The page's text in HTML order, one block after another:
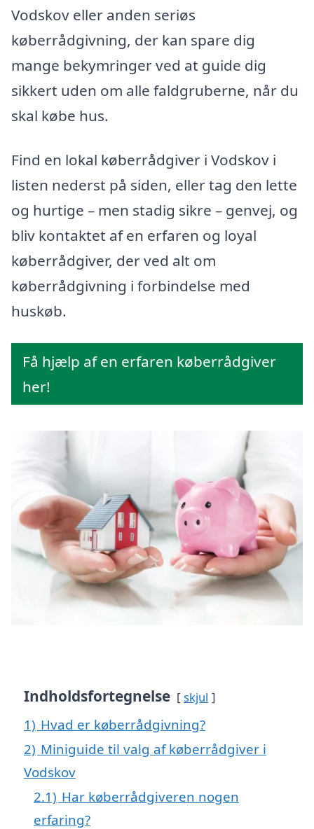
Vodskov eller anden seriøs
køberrådgivning, der kan spare dig
mange bekymringer ved at guide dig
sikkert uden om alle faldgruberne, når du
skal købe hus.
Find en lokal køberrådgiver i Vodskov i
listen nederst på siden, eller tag den lette
og hurtige – men stadig sikre – genvej, og
bliv kontaktet af en erfaren og loyal
køberrådgiver, der ved alt om
køberrådgivning i forbindelse med
huskøb.
Få hjælp af en erfaren køberrådgiver
her!
Indholdsfortegnelse skjul
1) Hvad er køberrådgivning?
2) Miniguide til valg af køberrådgiver i
Vodskov
2.1) Har køberrådgiveren nogen
erfaring?